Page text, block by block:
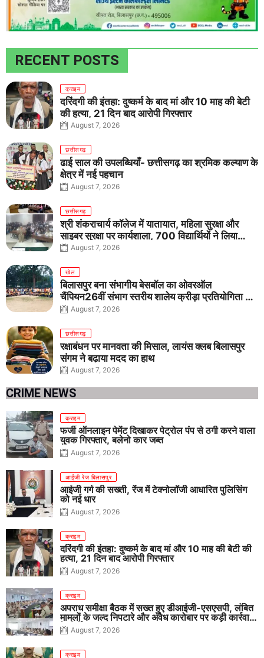
RECENT POSTS
क्राइम
दरिंदगी की इंतहा: दुष्कर्म के बाद मां और 10 माह की बेटी
की हत्या, 21 दिन बाद आरोपी गिरफ्तार
August 7, 2026
छत्तीसगढ़
ढाई साल की उपलब्धियाँ- छत्तीसगढ़ का श्रमिक कल्याण के
क्षेत्र में नई पहचान
August 7, 2026
छत्तीसगढ़
श्री शंकराचार्य कॉलेज में यातायात, महिला सुरक्षा और
साइबर सुरक्षा पर कार्यशाला, 700 विद्यार्थियों ने लिया
जागरूकता का संकल्प
August 7, 2026
खेल
बिलासपुर बना संभागीय बेसबॉल का ओवरऑल
चैंपियन26वीं संभाग स्तरीय शालेय क्रीड़ा प्रतियोगिता में
तीनों आयु वर्गों में शानदार प्रदर्शन
August 7, 2026
छत्तीसगढ़
रक्षाबंधन पर मानवता की मिसाल, लायंस क्लब बिलासपुर
संगम ने बढ़ाया मदद का हाथ
August 7, 2026
CRIME NEWS
क्राइम
फर्जी ऑनलाइन पेमेंट दिखाकर पेट्रोल पंप से ठगी करने वाला
युवक गिरफ्तार, बलेनो कार जब्त
August 7, 2026
आईजी रेंज बिलासपुर
आईजी गर्ग की सख्ती, रेंज में टेक्नोलॉजी आधारित पुलिसिंग
को नई धार
August 7, 2026
क्राइम
दरिंदगी की इंतहा: दुष्कर्म के बाद मां और 10 माह की बेटी की
हत्या, 21 दिन बाद आरोपी गिरफ्तार
August 7, 2026
क्राइम
अपराध समीक्षा बैठक में सख्त हुए डीआईजी-एसएसपी, लंबित
मामलों के जल्द निपटारे और अवैध कारोबार पर कड़ी कार्रवाई
के निर्देश
August 7, 2026
क्राइम